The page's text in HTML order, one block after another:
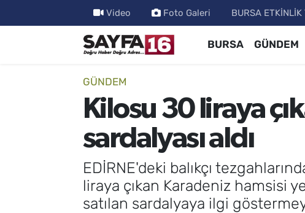
Video Foto Galeri BURSA ETKİNLİK
BURSA GÜNDEM
GÜNDEM
Kilosu 30 liraya
sardalyası aldı
EDİRNE'deki balıkçı
liraya çıkan Karadeniz hamsisi
satılan sardalyaya ilgi
ÖZEL HABER
İNCELEME
TEKNOLOJİ
Hava Durumu
Trafik Durumu
TFF 2.Lig Beyaz Grup Puan Durumu ve Fikstür
Tüm Manşetler
Son Dakika Haberleri
Haber Arşivi